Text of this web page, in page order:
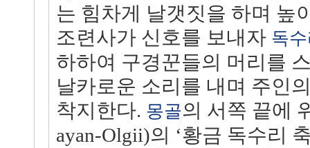
는 힘차게 날갯짓을 하며 높
조련사가 신호를 보내자 독
하하여 구경꾼들의 머리를
날카로운 소리를 내며 주인
착지한다. 몽골의 서쪽 끝에
ayan-Olgii)의 ‘황금 독수리